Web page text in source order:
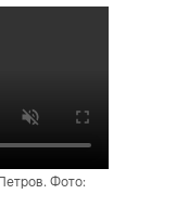
Фото: